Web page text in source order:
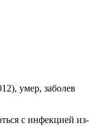
умер, заболев
с инфекцией из-